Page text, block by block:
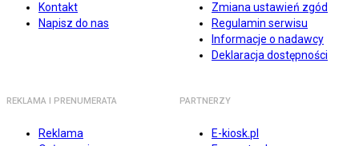
Kontakt
Napisz do nas
Zmiana ustawień zgód
Regulamin serwisu
Informacje o nadawcy
Deklaracja dostępności
REKLAMA I PRENUMERATA
Reklama
PARTNERZY
E-kiosk.pl